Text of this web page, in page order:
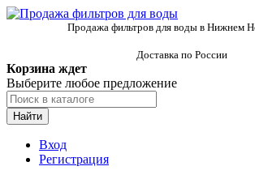
Продажа фильтров для воды в Нижнем
Доставка по России
Корзина ждет
Выберите любое предложение
Найти
Вход
Регистрация